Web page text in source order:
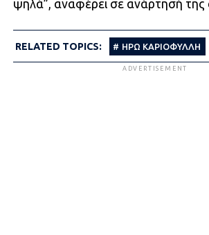
ψηλά”, αναφέρει σε ανάρτησή της
RELATED TOPICS: ΗΡΩ ΚΑΡΙΟΦΥΛΛΗ
ADVERTISEMENT